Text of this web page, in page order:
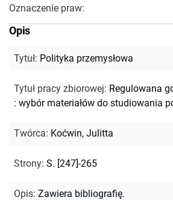
Oznaczenie praw:
Opis
Tytuł: Polityka przemysłowa
Tytuł pracy zbiorowej: Regulowana
: wybór materiałów do studiowania
Twórca: Koćwin, Julitta
Strony: S. [247]-265
Opis: Zawiera bibliografię.